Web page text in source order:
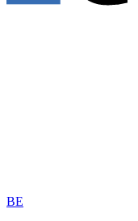
BE